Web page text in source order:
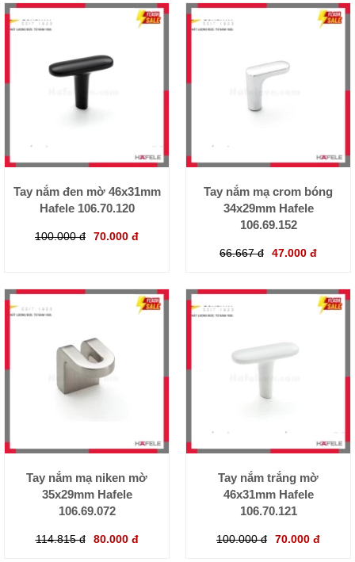
Tay nắm đen mờ 46x31mm
Hafele 106.70.120
100.000 đ 70.000 đ
Tay nắm mạ crom bóng
34x29mm Hafele
106.69.152
66.667 đ 47.000 đ
Tay nắm mạ niken mờ
35x29mm Hafele
106.69.072
114.815 đ 80.000 đ
Tay nắm trắng mờ
46x31mm Hafele
106.70.121
100.000 đ 70.000 đ